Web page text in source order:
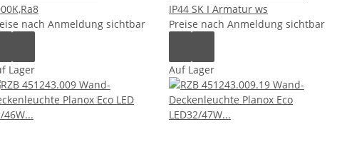
nach Anmeldung sichtbar
IP44 SK I Armatur ws
Preise nach Anmeldung sichtbar
Lager Auf Lager